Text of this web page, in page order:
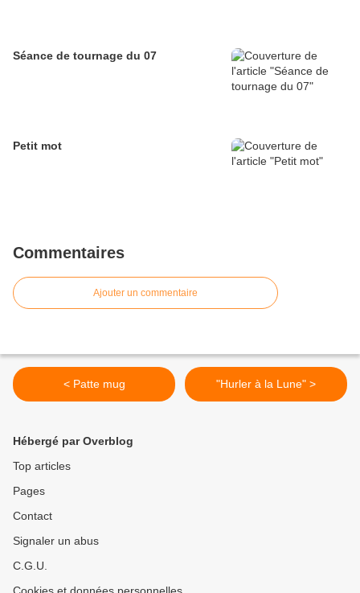
Séance de tournage du 07
Petit mot
Commentaires
Ajouter un commentaire
< Patte mug "Hurler à la Lune" >
Hébergé par Overblog
Top articles
Pages
Contact
Signaler un abus
C.G.U.